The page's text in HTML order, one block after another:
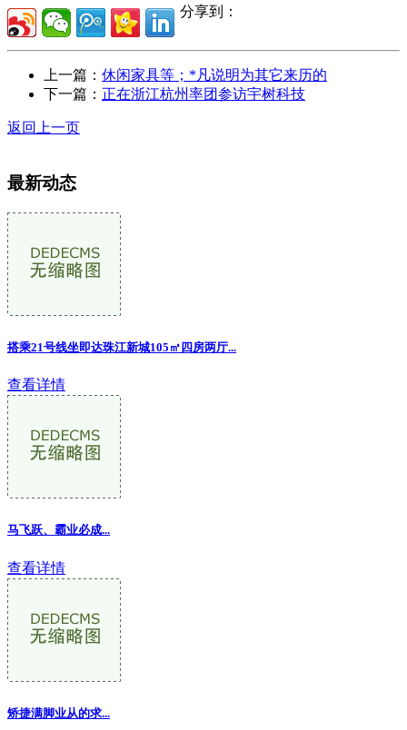
分享到：
上一篇： 休闲家具等；*凡说明为其它来历的
下一篇： 正在浙江杭州率团参访宇树科技
返回上一页
最新动态
搭乘21号线坐即达珠江新城105㎡四房两厅...
查看详情
马飞跃、霸业必成...
查看详情
矫捷满脚业从的求...